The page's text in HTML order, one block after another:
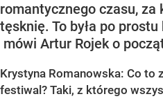
romantycznego czasu,
tęsknię. To była po
mówi Artur Rojek o
Krystyna Romanowska: Co to
festiwal? Taki, z którego